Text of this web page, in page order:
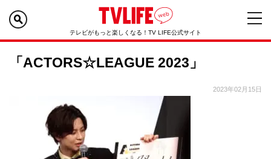
テレビがもっと楽しくなる！TV LIFE公式サイト
「ACTORS☆LEAGUE 2023」
2023年02月15日